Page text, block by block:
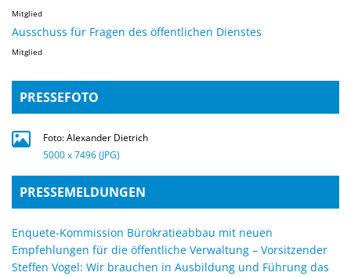
Mitglied
Ausschuss für Fragen des öffentlichen Dienstes
Mitglied
PRESSEFOTO
Foto: Alexander Dietrich
5000 x 7496 (JPG)
PRESSEMELDUNGEN
Enquete-Kommission Bürokratieabbau mit neuen
Empfehlungen für die öffentliche Verwaltung – Vorsitzender
Steffen Vogel: Wir brauchen in Ausbildung und Führung das